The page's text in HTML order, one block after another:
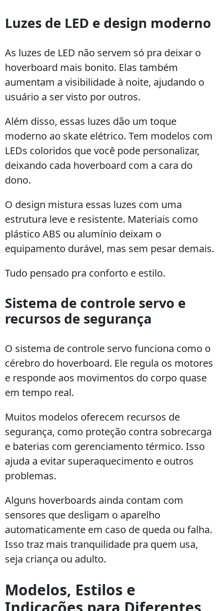
Luzes de LED e design moderno
As luzes de LED não servem só pra deixar o
hoverboard mais bonito. Elas também
aumentam a visibilidade à noite, ajudando o
usuário a ser visto por outros.
Além disso, essas luzes dão um toque
moderno ao skate elétrico. Tem modelos com
LEDs coloridos que você pode personalizar,
deixando cada hoverboard com a cara do
dono.
O design mistura essas luzes com uma
estrutura leve e resistente. Materiais como
plástico ABS ou alumínio deixam o
equipamento durável, mas sem pesar demais.
Tudo pensado pra conforto e estilo.
Sistema de controle servo e
recursos de segurança
O sistema de controle servo funciona como o
cérebro do hoverboard. Ele regula os motores
e responde aos movimentos do corpo quase
em tempo real.
Muitos modelos oferecem recursos de
segurança, como proteção contra sobrecarga
e baterias com gerenciamento térmico. Isso
ajuda a evitar superaquecimento e outros
problemas.
Alguns hoverboards ainda contam com
sensores que desligam o aparelho
automaticamente em caso de queda ou falha.
Isso traz mais tranquilidade pra quem usa,
seja criança ou adulto.
Modelos, Estilos e